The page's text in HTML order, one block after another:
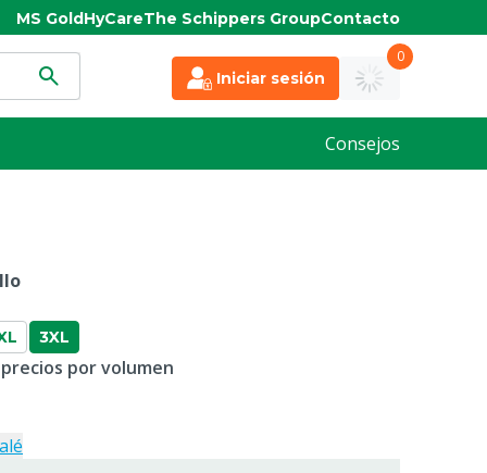
MS GoldHyCareThe Schippers GroupContacto
Iniciar sesión
0
Consejos
3XL
por volumen